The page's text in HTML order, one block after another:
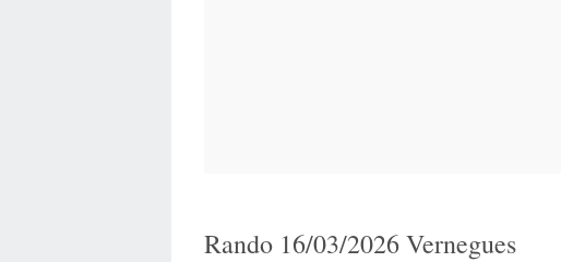
Rando 16/03/2026 Vernegues